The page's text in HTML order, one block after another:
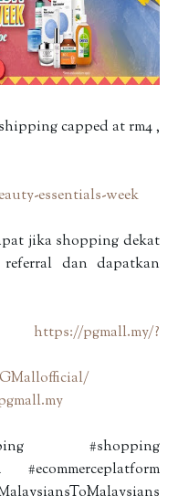
capped at rm4 ,
essentials-week
jika shopping dekat
dan dapatkan
: https://pgmall.my/?
#shopping
#ecommerceplatform